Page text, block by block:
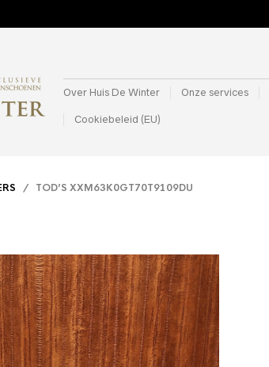
Over Huis De Winter Onze services
Cookiebeleid (EU)
/ TOD’S XXM63K0GT70T9109DU